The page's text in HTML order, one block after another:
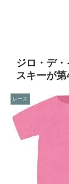
ジロ・デ
スキーが
レース